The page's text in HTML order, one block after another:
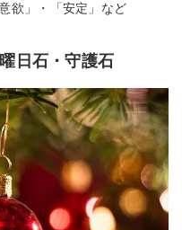
欲」・「安定」など
日石・守護石